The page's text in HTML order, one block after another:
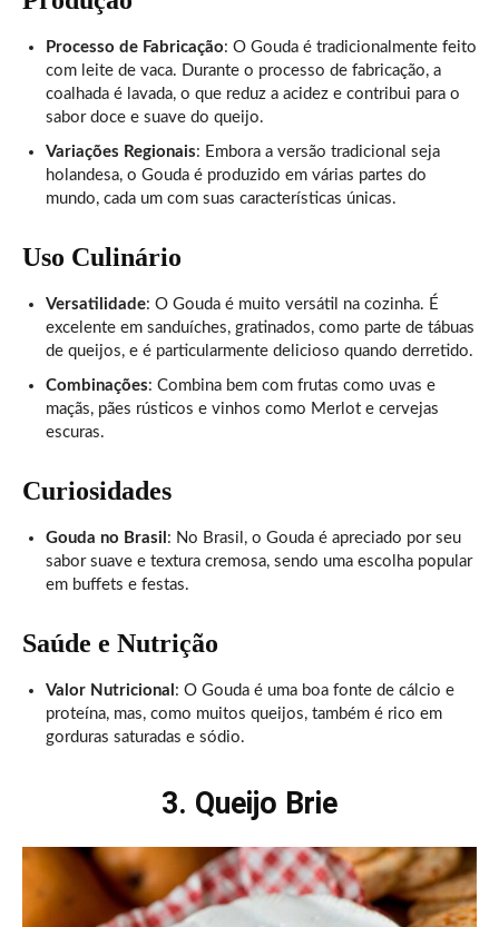
Processo de Fabricação: O Gouda é tradicionalmente feito
com leite de vaca. Durante o processo de fabricação, a
coalhada é lavada, o que reduz a acidez e contribui para o
sabor doce e suave do queijo.
Variações Regionais: Embora a versão tradicional seja
holandesa, o Gouda é produzido em várias partes do
mundo, cada um com suas características únicas.
Uso Culinário
Versatilidade: O Gouda é muito versátil na cozinha. É
excelente em sanduíches, gratinados, como parte de tábuas
de queijos, e é particularmente delicioso quando derretido.
Combinações: Combina bem com frutas como uvas e
maçãs, pães rústicos e vinhos como Merlot e cervejas
escuras.
Curiosidades
Gouda no Brasil : No Brasil, o Gouda é apreciado por seu
sabor suave e textura cremosa, sendo uma escolha popular
em buffets e festas.
Saúde e Nutrição
Valor Nutricional : O Gouda é uma boa fonte de cálcio e
proteína, mas, como muitos queijos, também é rico em
gorduras saturadas e sódio.
3. Queijo Brie